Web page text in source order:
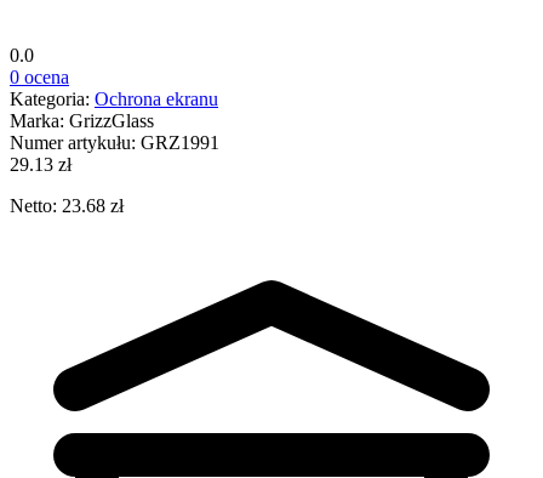
0.0
0 ocena
Kategoria: Ochrona ekranu
Marka: GrizzGlass
Numer artykułu: GRZ1991
29.13 zł
Netto: 23.68 zł